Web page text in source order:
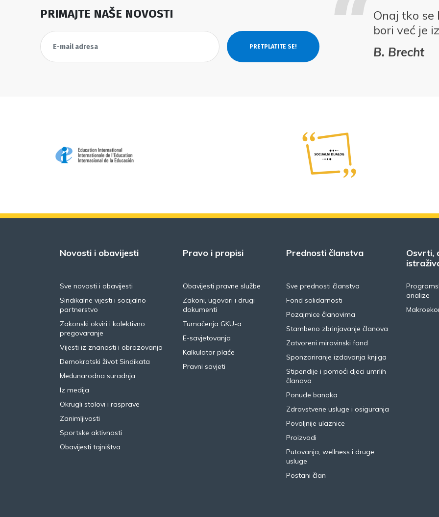
PRIMAJTE NAŠE NOVOSTI
Onaj tko se
bori već je
B. Brecht
Novosti i obavijesti
Sve novosti i obavijesti
Sindikalne vijesti i socijalno
partnerstvo
Zakonski okviri i kolektivno
pregovaranje
Vijesti iz znanosti i obrazovanja
Demokratski život Sindikata
Međunarodna suradnja
Iz medija
Okrugli stolovi i rasprave
Zanimljivosti
Sportske aktivnosti
Obavijesti tajništva
Pravo i propisi
Obavijesti pravne službe
Zakoni, ugovori i drugi
dokumenti
Tumačenja GKU-a
E-savjetovanja
Kalkulator plaće
Pravni savjeti
Prednosti članstva
Sve prednosti članstva
Fond solidarnosti
Pozajmice članovima
Stambeno zbrinjavanje članova
Zatvoreni mirovinski fond
Sponzoriranje izdavanja knjiga
Stipendije i pomoći djeci umrlih
članova
Ponude banaka
Zdravstvene usluge i osiguranja
Povoljnije ulaznice
Proizvodi
Putovanja, wellness i druge
usluge
Postani član
Osvrti,
analize